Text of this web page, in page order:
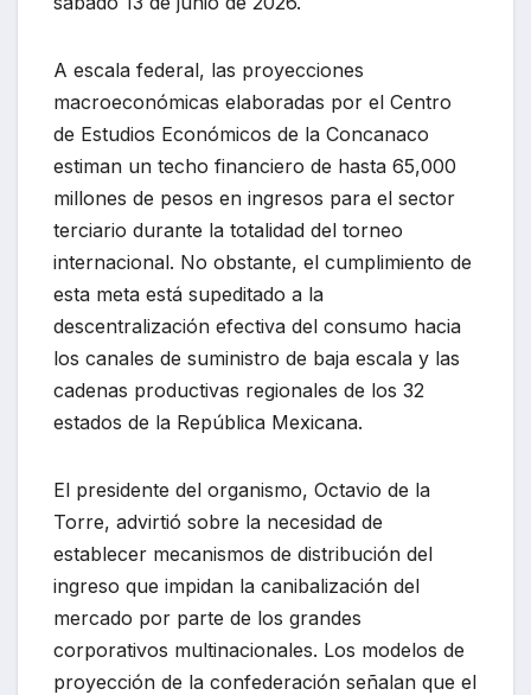
A escala federal, las proyecciones
macroeconómicas elaboradas por el Centro
de Estudios Económicos de la Concanaco
estiman un techo financiero de hasta 65,000
millones de pesos en ingresos para el sector
terciario durante la totalidad del torneo
internacional. No obstante, el cumplimiento de
esta meta está supeditado a la
descentralización efectiva del consumo hacia
los canales de suministro de baja escala y las
cadenas productivas regionales de los 32
estados de la República Mexicana.
El presidente del organismo, Octavio de la
Torre, advirtió sobre la necesidad de
establecer mecanismos de distribución del
ingreso que impidan la canibalización del
mercado por parte de los grandes
corporativos multinacionales. Los modelos de
proyección de la confederación señalan que el